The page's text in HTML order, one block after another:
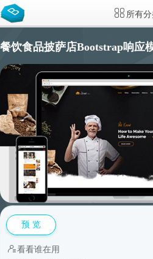
所有
餐饮食品披萨店Bootstrap响应
预 览
看看谁在用